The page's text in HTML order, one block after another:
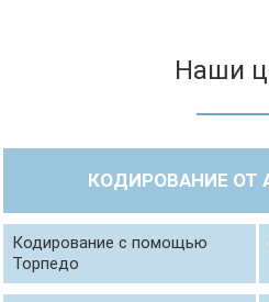
Наши
КОДИРОВАНИЕ ОТ
Кодирование с помощью
Торпедо